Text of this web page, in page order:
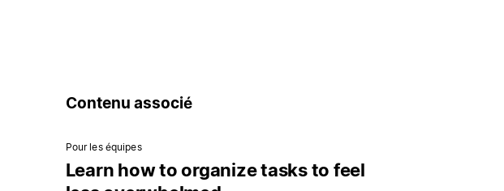
Contenu associé
Pour les équipes
Learn how to organize tasks to feel